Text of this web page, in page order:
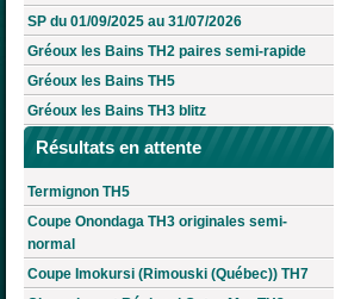
SP du 01/09/2025 au 31/07/2026
Gréoux les Bains TH2 paires semi-rapide
Gréoux les Bains TH5
Gréoux les Bains TH3 blitz
Résultats en attente
Termignon TH5
Coupe Onondaga TH3 originales semi-
normal
Coupe Imokursi (Rimouski (Québec)) TH7